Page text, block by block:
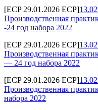
[ECP 29.01.2026 ECP]
Производственная
-24 год набора 2022
[ECP 29.01.2026 ECP]
Производственная
— 24 год набора 2022
[ECP 29.01.2026 ECP]
Производственная
набора 2022